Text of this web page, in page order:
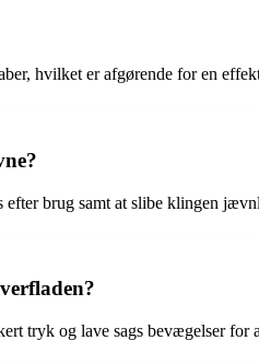
hvilket er afgørende for en
efter brug samt at slibe klingen
tryk og lave sags bevægelser for